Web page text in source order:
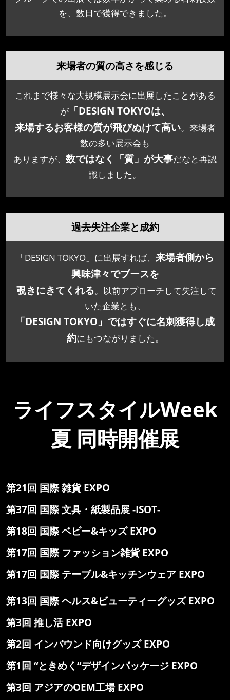
を、数日で獲得できました。
来場者の質の高さを感じる
これまで様々な大規模展示会に出展したことがある
が「DESIGN TOKYOは、
来場するお客様の質が飛びぬけて高い。来場者
数の多い展示会も
ありますが、 数ではなく「質」が大事だなと再認
識しました。
過去失注企業と成約
「DESIGN TOKYO」に出展すれば、 来場者側から
興味津々でブースを
覗きにきてくれる。以前アプローチして失注して
いた企業とも、
「DESIGN TOKYO」ではすぐに名刺獲得し成
約にもつながりました。
ライフスタイルWeek
夏 同時開催展
第21回 国際 雑貨 EXPO
第37回 国際 文具・紙製品展 -ISOT-
第18回 国際 ベビー&キッズ EXPO
第17回 国際 ファッション雑貨 EXPO
第17回 国際 テーブル&キッチンウェア EXPO
第13回 国際 ヘルス&ビューティーグッズ EXPO
第3回 推し活 EXPO
第2回 インバウンド向けグッズ EXPO
第1回 “ときめく“デザインパッケージ EXPO
第3回 アジアのOEM工場 EXPO